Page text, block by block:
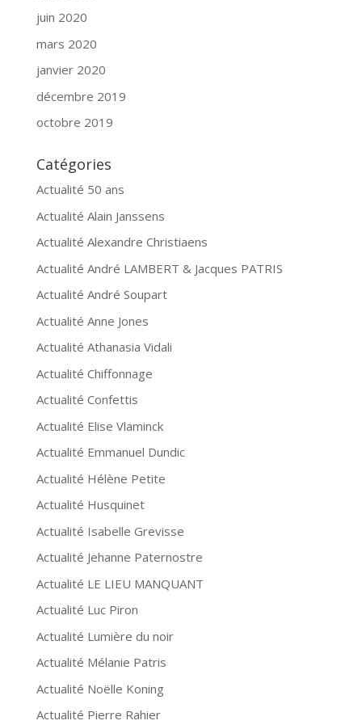
juin 2020
mars 2020
janvier 2020
décembre 2019
octobre 2019
Catégories
Actualité 50 ans
Actualité Alain Janssens
Actualité Alexandre Christiaens
Actualité André LAMBERT & Jacques PATRIS
Actualité André Soupart
Actualité Anne Jones
Actualité Athanasia Vidali
Actualité Chiffonnage
Actualité Confettis
Actualité Elise Vlaminck
Actualité Emmanuel Dundic
Actualité Hélène Petite
Actualité Husquinet
Actualité Isabelle Grevisse
Actualité Jehanne Paternostre
Actualité LE LIEU MANQUANT
Actualité Luc Piron
Actualité Lumière du noir
Actualité Mélanie Patris
Actualité Noëlle Koning
Actualité Pierre Rahier